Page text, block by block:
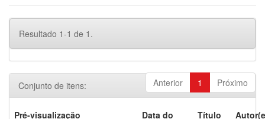
Resultado 1-1 de 1.
Anterior 1 Próximo
Conjunto de itens:
Pré-visualização
Data do
Título